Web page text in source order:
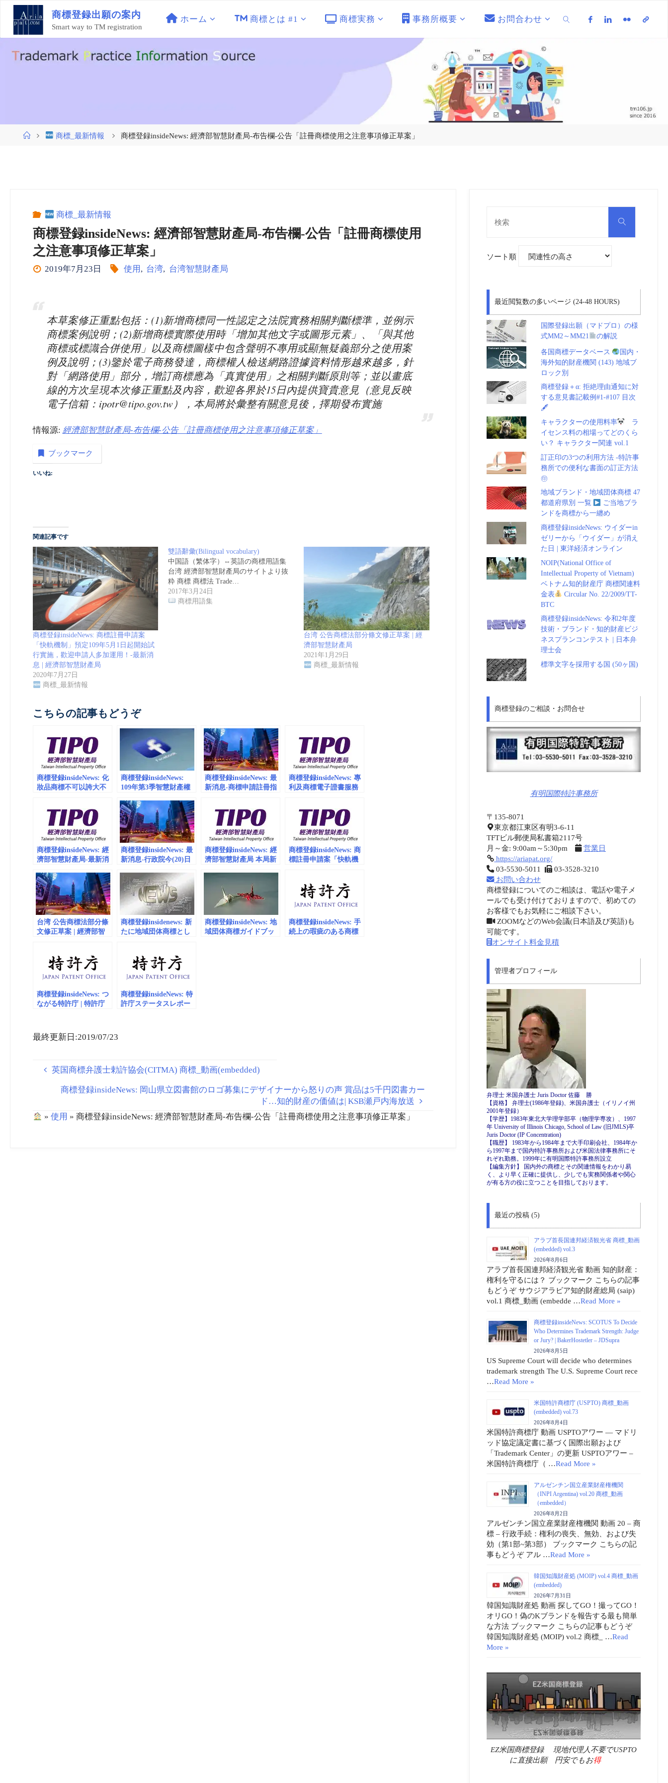
ン
商標登録出願の案内
Smart way to TM registration
ホーム 商標とは #1 商標実務 事務所概要 お問合わせ
ホ
商標_最新情報 商標登録insideNews: 經濟部智慧財產局-布告欄-公告「註冊商標使用之注意事項修正草案」
商標_最新情報
商標登録insideNews: 經濟部智慧財產局-布告欄-公告「註冊商標使用
之注意事項修正草案」
2019年7月23日 使用 , 台湾, 台湾智慧財產局
本草案修正重點包括：(1)新增商標同一性認定之法院實務相關判斷標準，並例示
商標案例說明；(2)新增商標實際使用時「增加其他文字或圖形元素」、「與其他
商標或標識合併使用」以及商標圖樣中包含聲明不專用或顯無疑義部分之使用案
例及說明；(3)鑒於電子商務發達，商標權人檢送網路證據資料情形越來越多，針
對「網路使用」部分，增訂商標應為「真實使用」之相關判斷原則等；並以畫底
線的方次呈現本次修正重點及內容，歡迎各界於15日內提供寶貴意見（意見反映
電子信箱：ipotr@tipo.gov.tw），本局將於彙整有關意見後，擇期發布實施
情報源: 經濟部智慧財產局-布告欄-公告「註冊商標使用之注意事項修正草案」
ブックマーク
いいね:
関連記事です
商標登録insideNews: 商標註冊申請案
「快軌機制」預定109年5月1日起開始試
行實施，歡迎申請人多加運用！-最新消
息 | 經濟部智慧財產局
2020年7月27日
商標_最新情報
雙語辭彙(Bilingual vocabulary)
中国語（繁体字）⇔英語の商標用語集
台湾 經濟部智慧財產局のサイトより抜
粋 商標 商標法 Trade…
2017年3月24日
商標用語集
台湾 公告商標法部分條文修正草案 | 經
濟部智慧財產局
2021年1月29日
商標_最新情報
こちらの記事もどうぞ
商標登録insideNews: 化
妝品商標不可以誇大不
商標登録insideNews:
109年第3季智慧財產權
經濟部智慧財產局
商標登録insideNews: 最
新消息-商標申請註冊指
動公告 | 台湾・經濟部
智慧財產局
商標登録insideNews: 專
利及商標電子證書服務
(TIPO)
商標登録insideNews: 經
濟部智慧財產局-最新消
入口網站」進行全新改
版並自即日對外開放試
運行
商標登録insideNews: 最
新消息-行政院今(20)日
「商標法」部分條文修
正草案 | 經濟部智慧財
產局 台湾
商標登録insideNews: 經
濟部智慧財產局 本局新
具簡易及進階檢索方式
商標登録insideNews: 商
標註冊申請案「快軌機
請人多加運用！-最新消
息 | 經濟部智慧財產局
台湾 公告商標法部分條
文修正草案 | 經濟部智
商標登録insidenews: 新
たに地域団体商標とし
商標登録insideNews: 地
域団体商標ガイドブッ
商標登録insideNews: 手
続上の瑕疵のある商標
商標登録insideNews: つ
ながる特許庁 | 特許庁
商標登録insideNews: 特
許庁ステータスレポー
最終更新日:2019/07/23
英国商標弁護士勅許協会(CITMA) 商標_動画(embedded)
商標登録insideNews: 岡山県立図書館のロゴ募集にデザイナーから怒りの声 賞品は5千円図書カー
ド…知的財産の価値は| KSB瀬戸内海放送
»使用 »商標登録insideNews: 經濟部智慧財產局-布告欄-公告「註冊商標使用之注意事項修正草案」
検
ソート順
最近閲覧数の多いページ (24-48 HOURS)
国際登録出願（マドプロ）の様
式MM2～MM21
の解説
各国商標データベース
国内・
海外知的財産機関 (143) 地域ブ
ロック別
商標登録＋α: 拒絶理由通知に対
する意見書記載例#1-#107 目次
🖋
キャラクターの使用料率
ラ
イセンス料の相場ってどのくら
い？ キャラクター関連 vol.1
訂正印の3つの利用方法 -特許事
務所での便利な書面の訂正方法
㊞
地域ブランド・地域団体商標 47
都道府県別 一覧
ご当地ブラ
ンドを商標から一纏め
商標登録insideNews: ウイダーin
ゼリーから「ウイダー」が消え
た日 | 東洋経済オンライン
NOIP(National Office of
Intellectual Property of Vietnam)
ベトナム知的財産庁 商標関連料
金表
Circular No. 22/2009/TT-
BTC
商標登録insideNews: 令和2年度
技術・ブランド・知的財産ビジ
ネスプランコンテスト | 日本弁
理士会
標準文字を採用する国 (50ヶ国)
商標登録のご相談・お問合せ
有明国際特許事務所
〒135-8071
東京都江東区有明3-6-11
TFTビル郵便局私書箱2117号
月～金: 9:00am～5:30pm
営業日
https://ariapat.org/
03-5530-5011
03-3528-3210
お問い合わせ
商標登録についてのご相談は、電話や電子メ
ールでも受け付けておりますので、初めての
お客様でもお気軽にご相談下さい。
ZOOMなどのWeb会議(日本語及び英語)も
可能です。
オンサイト料金見積
管理者プロフィール
弁理士 米国弁護士 Juris Doctor 佐藤 勝
【資格】 弁理士(1986年登録)、米国弁護士（イリノイ州
2001年登録）
【学歴】1983年東北大学理学部卒（物理学専攻）、1997
年 University of Illinois Chicago, School of Law (旧JMLS)卒
Juris Doctor (IP Concentration)
【職歴】 1983年から1984年まで大手印刷会社、1984年か
ら1997年まで国内特許事務所および米国法律事務所にそ
れぞれ勤務。1999年に有明国際特許事務所設立
【編集方針】 国内外の商標とその関連情報をわかり易
く、より早く正確に提供し、少しでも実務関係者や関心
が有る方の役に立つことを目指しております。
最近の投稿 (5)
アラブ首長国連邦経済観光省 商標_動画
(embedded) vol.3
2026年8月6日
アラブ首長国連邦経済観光省 動画 知的財産：
権利を守るには？ ブックマーク こちらの記事
もどうぞ サウジアラビア知的財産総局 (saip)
vol.1 商標_動画 (embedde …Read More »
商標登録insideNews: SCOTUS To Decide
Who Determines Trademark Strength: Judge
or Jury? | BakerHostetler – JDSupra
2026年8月5日
US Supreme Court will decide who determines
trademark strength The U.S. Supreme Court rece
…Read More »
米国特許商標庁 (USPTO) 商標_動画
(embedded) vol.73
2026年8月4日
米国特許商標庁 動画 USPTOアワー ― マドリ
ッド協定議定書に基づく国際出願および
「Trademark Center」の更新 USPTOアワー –
米国特許商標庁（ …Read More »
アルゼンチン国立産業財産権機関
（INPI Argentina) vol.20 商標_動画
（embedded）
2026年8月2日
アルゼンチン国立産業財産権機関 動画 20 – 商
標 – 行政手続：権利の喪失、無効、および失
効（第1部~第3部） ブックマーク こちらの記
事もどうぞ アル …Read More »
韓国知識財産処 (MOIP) vol.4 商標_動画
(embedded)
2026年7月31日
韓国知識財産処 動画 探してGO！撮ってGO！
オリGO！偽のKブランドを報告する最も簡単
な方法 ブックマーク こちらの記事もどうぞ
韓国知識財産処 (MOIP) vol.2 商標_ …Read
More »
EZ米国商標登録 現地代理人不要でUSPTO
に直接出願 円安でもお得